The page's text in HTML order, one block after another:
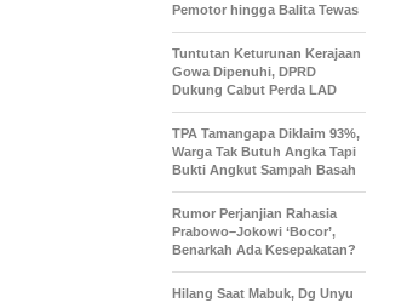
Pemotor hingga Balita Tewas
Tuntutan Keturunan Kerajaan
Gowa Dipenuhi, DPRD
Dukung Cabut Perda LAD
TPA Tamangapa Diklaim 93%,
Warga Tak Butuh Angka Tapi
Bukti Angkut Sampah Basah
Rumor Perjanjian Rahasia
Prabowo–Jokowi ‘Bocor’,
Benarkah Ada Kesepakatan?
Hilang Saat Mabuk, Dg Unyu